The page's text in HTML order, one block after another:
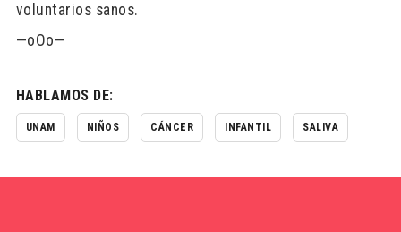
voluntarios sanos.
—oOo—
HABLAMOS DE:
UNAM NIÑOS CÁNCER INFANTIL SALIVA